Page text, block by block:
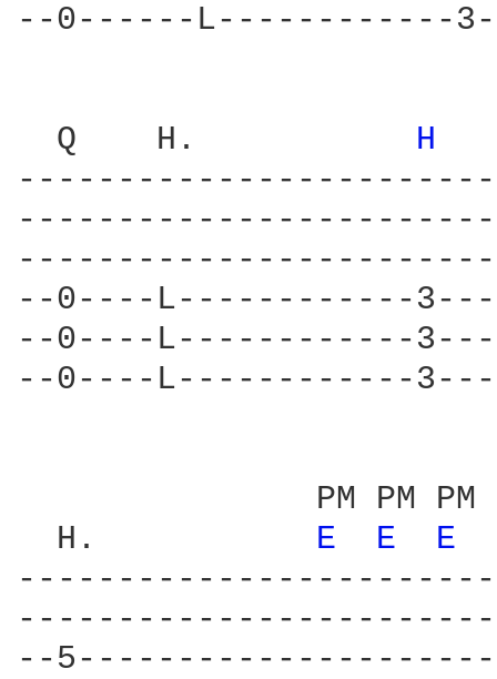
--0------L------------
  Q    H.
H
--0----L------------
--0----L------------
--0----L------------
  H.
E E E
--